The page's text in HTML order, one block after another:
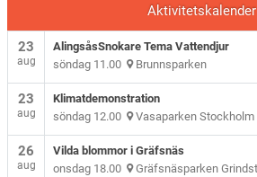
Aktivitetskalender
23
aug
AlingsåsSnokare Tema Vattendjur
söndag 11.00 Brunnsparken
23
aug
Klimatdemonstration
söndag 12.00 Vasaparken Stockholm
26
aug
Vilda blommor i Gräfsnäs
onsdag 18.00 Gräfsnäsparken